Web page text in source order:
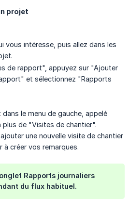
projet
vous intéresse, puis allez dans les
de rapport", appuyez sur "Ajouter
et sélectionnez "Rapports
le menu de gauche, appelé
de "Visites de chantier".
une nouvelle visite de chantier
à créer vos remarques.
Rapports journaliers
du flux habituel.